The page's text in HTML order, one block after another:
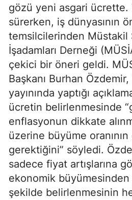
gözü yeni asgari ücrette.
sürerken, iş dünyasının
temsilcilerinden Müstakil
İşadamları Derneği
çekici bir öneri geldi.
Başkanı Burhan
yayınında yaptığı
ücretin belirlenmesinde
enflasyonun dikkate
üzerine büyüme
gerektiğini” söyledi.
sadece fiyat artışlarına
ekonomik büyümesinden
şekilde belirlenmesinin